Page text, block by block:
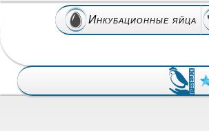
Инкубационные яйца